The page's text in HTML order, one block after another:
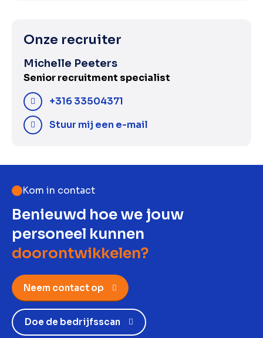
Onze recruiter
Michelle Peeters
Senior recruitment specialist
+316 33504371
Stuur mij een e-mail
Kom in contact
Benieuwd hoe we jouw
personeel kunnen
doorontwikkelen?
Neem contact op
Doe de bedrijfsscan